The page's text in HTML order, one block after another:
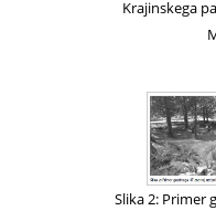
Krajinskega
Slika 2: Primer